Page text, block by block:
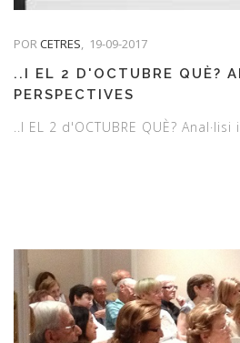
PORCETRES, 19-09-2017
..I EL 2 D'OCTUBRE QUÈ?
PERSPECTIVES
..I EL 2 d'OCTUBRE QUÈ?